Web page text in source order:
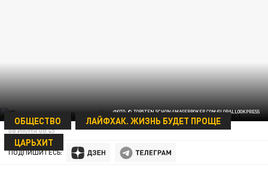
ФОТО: © TORSTEN SCHON/IMAGEBROKER.COM/GLOBALLOOKPRESS
ОБЩЕСТВО
ЛАЙФХАК. ЖИЗНЬ БУДЕТ ПРОЩЕ
ЦАРЬХИТ
08 ИЮНЯ 08:45
ПОДПИШИТЕСЬ: